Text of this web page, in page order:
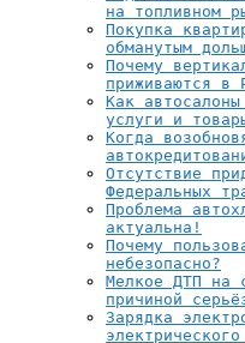
на топливном
Покупка
обманутым
Почему
приживаются в
Как
услуги и
Когда
Отсутствие
Федеральных
Проблема
актуальна!
Почему
небезопасно?
Мелкое ДТП на
причиной
Зарядка